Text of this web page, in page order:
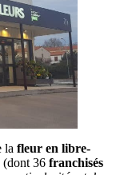
la fleur en libre-
(dont 36 franchisés